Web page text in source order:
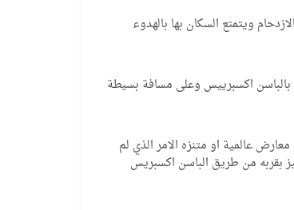
ويتمتع السكان بها بالهدوء
اكسبرييس وعلى مسافة بسيطة
عالمية او متنزه الامر الذي لم
بقربه من طريق الباسن اكسبريس
أمريكي
شقة دوبلكس فخمة للبيع في طرابزون 6 غرف